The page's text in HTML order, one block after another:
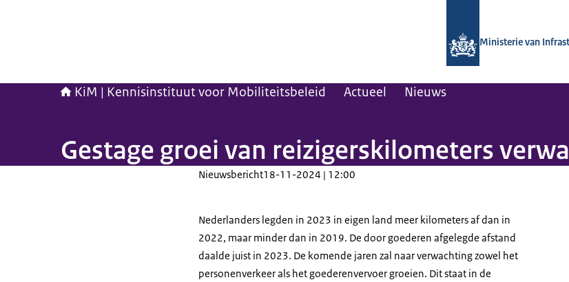
Ministerie van
KiM | Kennisinstituut voor Mobiliteitsbeleid Actueel Nieuws
Gestage groei van reizigerskilometers
Nieuwsbericht18-11-2024 | 12:00
Nederlanders legden in 2023 in eigen land meer kilometers af dan in
2022, maar minder dan in 2019. De door goederen afgelegde afstand
daalde juist in 2023. De komende jaren zal naar verwachting zowel het
personenverkeer als het goederenvervoer groeien. Dit staat in de